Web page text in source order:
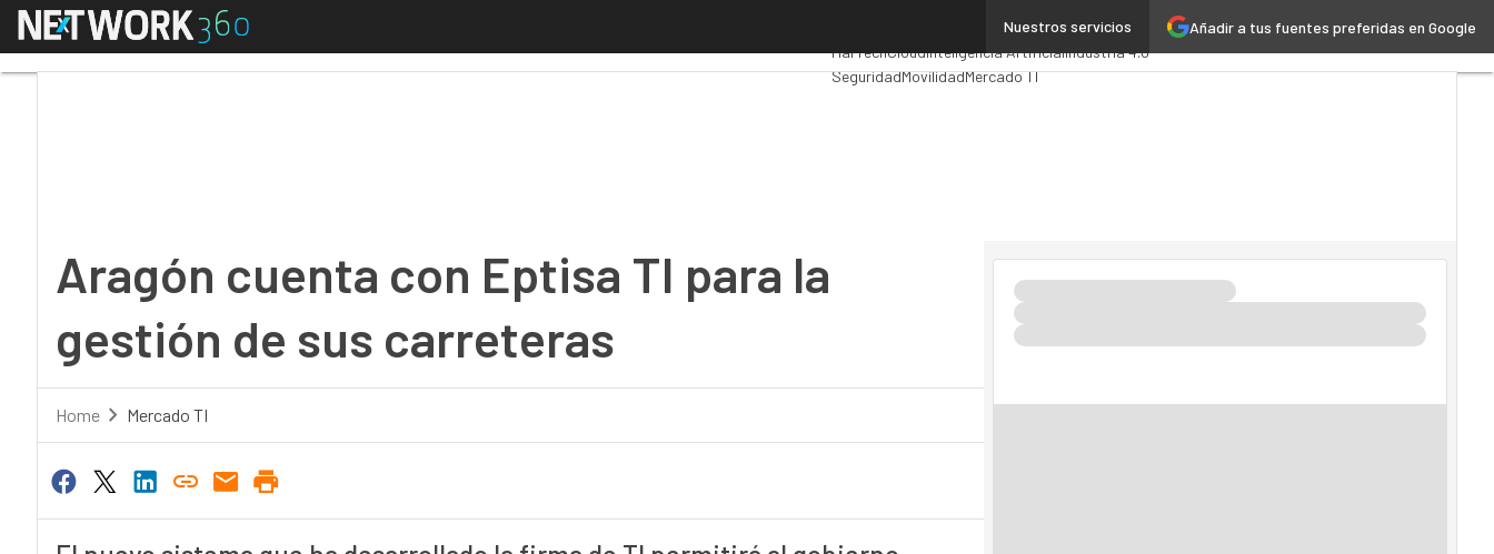
Añadir a tus fuentes preferidas en Google
Nuestros servicios
Menú AnalyticsAdministración Pública
MarTechCloudInteligencia ArtificialIndustria 4.0
SeguridadMovilidadMercado TI
Aragón cuenta con Eptisa TI para la
gestión de sus carreteras
Home Mercado TI